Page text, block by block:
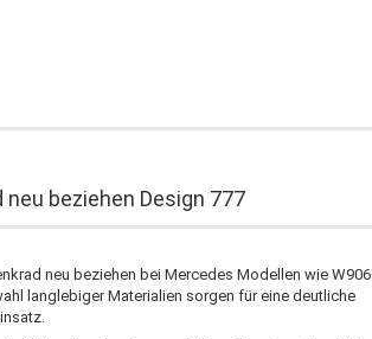
beziehen Design 777
neu beziehen bei Mercedes Modellen wie W906
langlebiger Materialien sorgen für eine deutliche